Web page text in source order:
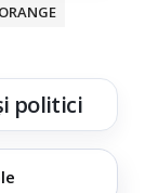
ORANGE
politici